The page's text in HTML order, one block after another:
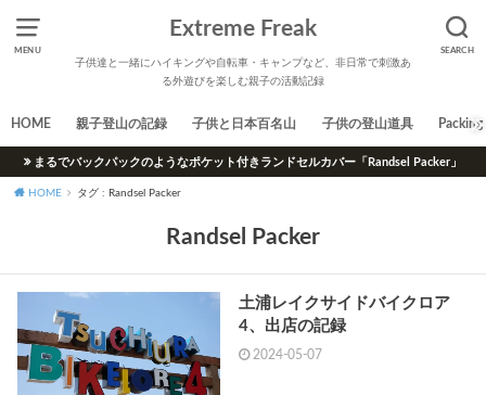
MENU SEARCH
Extreme Freak
子供達と一緒にハイキングや自転車・キャンプなど、非日常で刺激あ
る外遊びを楽しむ親子の活動記録
HOME 親子登山の記録 子供と日本百名山 子供の登山道具 Packing
まるでバックパックのようなポケット付きランドセルカバー「Randsel Packer」
HOME タグ : Randsel Packer
Randsel Packer
土浦レイクサイドバイクロア
4、出店の記録
2024-05-07